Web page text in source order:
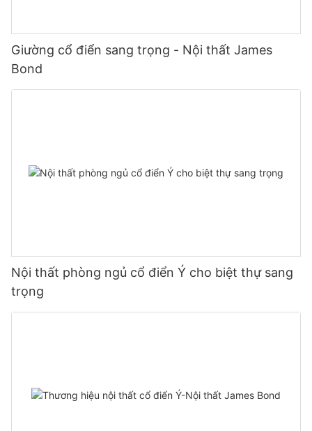
Giường cổ điển sang trọng - Nội thất James
Bond
Nội thất phòng ngủ cổ điển Ý cho biệt thự sang
trọng